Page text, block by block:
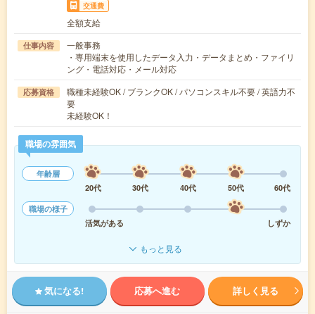
交通費
全額支給
仕事内容
一般事務
・専用端末を使用したデータ入力・データまとめ・ファイリ
ング・電話対応・メール対応
応募資格
職種未経験OK / ブランクOK / パソコンスキル不要 / 英語力不
要
未経験OK！
職場の雰囲気
年齢層
20代
30代 40代 50代
60代
職場の様子
活気がある
しずか
もっと見る
気になる! 応募へ進む 詳しく見る